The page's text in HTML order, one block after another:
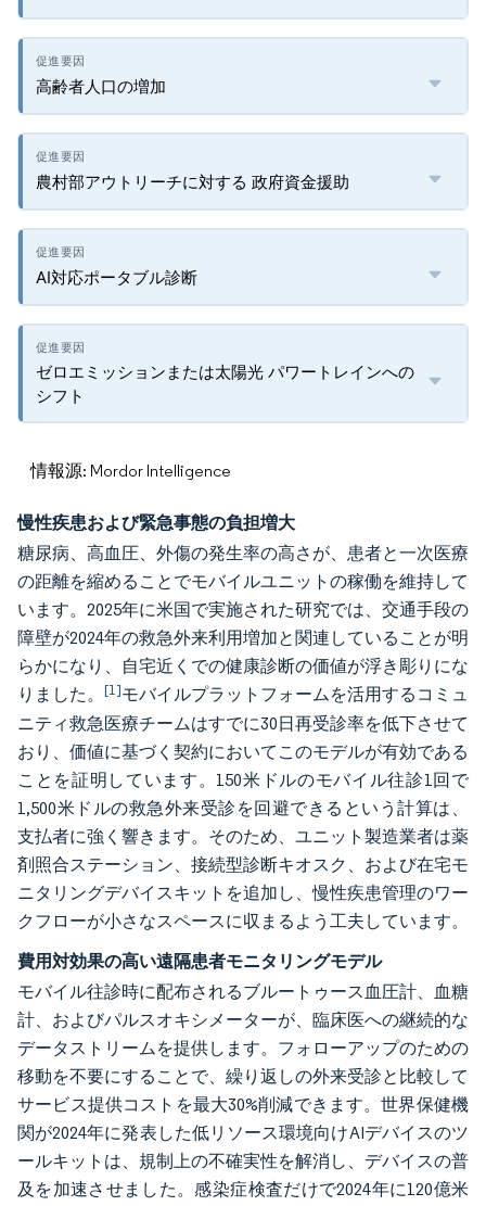
高齢者人口の増加
農村部アウトリーチに対する 政府資金援助
AI対応ポータブル診断
ゼロエミッションまたは太陽光 パワートレインへの
シフト
情報源: Mordor Intelligence
慢性疾患および緊急事態の負担増大
糖尿病、高血圧、外傷の発生率の高さが、患者と一次医療
の距離を縮めることでモバイルユニットの稼働を維持して
います。2025年に米国で実施された研究では、交通手段の
障壁が2024年の救急外来利用増加と関連していることが明
らかになり、自宅近くでの健康診断の価値が浮き彫りにな
りました。 [1]モバイルプラットフォームを活用するコミュ
ニティ救急医療チームはすでに30日再受診率を低下させて
おり、価値に基づく契約においてこのモデルが有効である
ことを証明しています。150米ドルのモバイル往診1回で
1,500米ドルの救急外来受診を回避できるという計算は、
支払者に強く響きます。そのため、ユニット製造業者は薬
剤照合ステーション、接続型診断キオスク、および在宅モ
ニタリングデバイスキットを追加し、慢性疾患管理のワー
クフローが小さなスペースに収まるよう工夫しています。
費用対効果の高い遠隔患者モニタリングモデル
モバイル往診時に配布されるブルートゥース血圧計、血糖
計、およびパルスオキシメーターが、臨床医への継続的な
データストリームを提供します。フォローアップのための
移動を不要にすることで、繰り返しの外来受診と比較して
サービス提供コストを最大30%削減できます。世界保健機
関が2024年に発表した低リソース環境向けAIデバイスのツ
ールキットは、規制上の不確実性を解消し、デバイスの普
及を加速させました。感染症検査だけで2024年に120億米